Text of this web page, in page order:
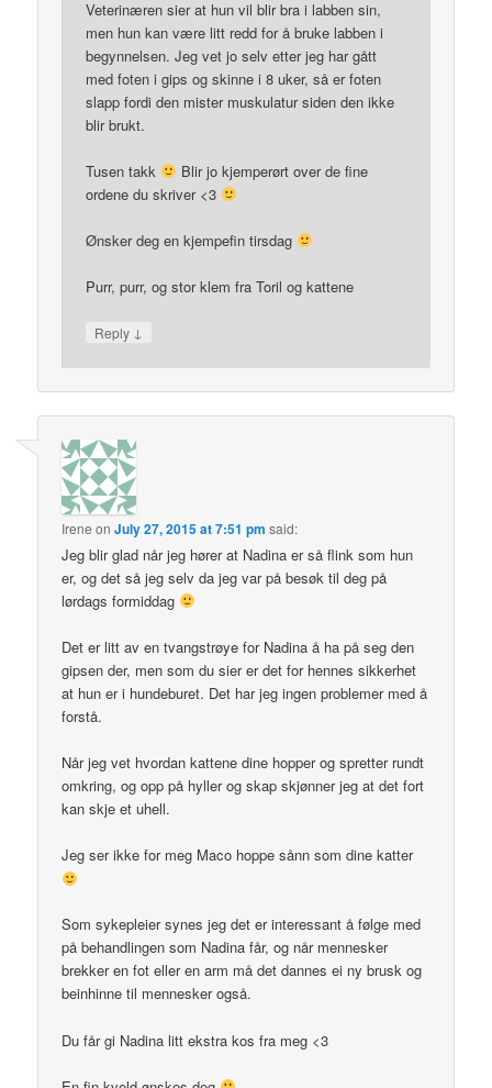
Veterinæren sier at hun vil blir bra i labben sin,
men hun kan være litt redd for å bruke labben i
begynnelsen. Jeg vet jo selv etter jeg har gått
med foten i gips og skinne i 8 uker, så er foten
slapp fordi den mister muskulatur siden den ikke
blir brukt.
Tusen takk
Blir jo kjemperørt over de fine
ordene du skriver <3
Ønsker deg en kjempefin tirsdag
Purr, purr, og stor klem fra Toril og kattene
Reply ↓
Irene onJuly 27, 2015 at 7:51 pm said:
Jeg blir glad når jeg hører at Nadina er så flink som hun
er, og det så jeg selv da jeg var på besøk til deg på
lørdags formiddag
Det er litt av en tvangstrøye for Nadina å ha på seg den
gipsen der, men som du sier er det for hennes sikkerhet
at hun er i hundeburet. Det har jeg ingen problemer med å
forstå.
Når jeg vet hvordan kattene dine hopper og spretter rundt
omkring, og opp på hyller og skap skjønner jeg at det fort
kan skje et uhell.
Jeg ser ikke for meg Maco hoppe sånn som dine katter
Som sykepleier synes jeg det er interessant å følge med
på behandlingen som Nadina får, og når mennesker
brekker en fot eller en arm må det dannes ei ny brusk og
beinhinne til mennesker også.
Du får gi Nadina litt ekstra kos fra meg <3